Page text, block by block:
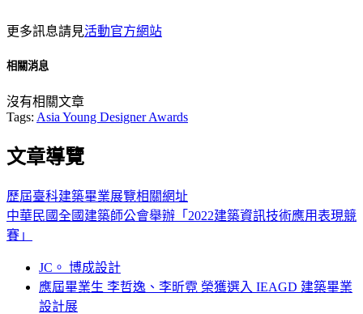
更多訊息請見活動官方網站
相關消息
沒有相關文章
Tags: Asia Young Designer Awards
文章導覽
歷屆臺科建築畢業展覽相關網址
中華民國全國建築師公會舉辦「2022建築資訊技術應用表現競
賽」
JC。 博成設計
應屆畢業生 李哲逸、李昕霓 榮獲選入 IEAGD 建築畢業
設計展